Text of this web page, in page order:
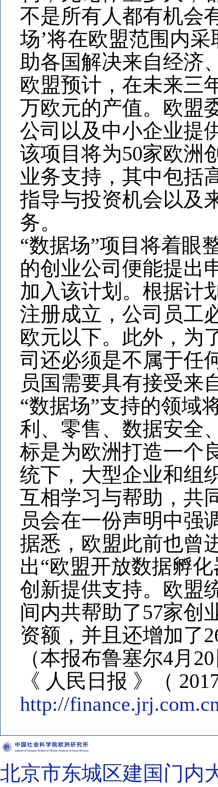
不是所有人都有机会
场’将在欧盟范围内
助各国解决来自经济
欧盟预计，在未来三
万欧元的产值。欧盟
公司以及中小企业提
该项目将为50家欧洲
业务支持，其中包括
指导与投资机会以及
务。
“数据场”项目将着眼
的创业公司便能提出
加入该计划。根据计
注册成立，公司员工
欧元以下。此外，为
司还必须是不属于任
员国需要具有接受来
“数据场”支持的领域
利、零售、数据安全
标是为欧洲打造一个
统下，大型企业和组
互相学习与帮助，共
员会在一份声明中强
据悉，欧盟此前也曾
出“欧盟开放数据孵
创新提供支持。欧盟
间内共帮助了57家创
资额，并且还增加了
（本报布鲁塞尔4月
《 人民日报 》（
http://
北京市东城区建国门内